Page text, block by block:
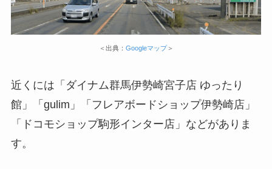
＜出典： Googleマップ＞
近くには「ダイナム群馬伊勢崎宮子店 ゆったり
館」「gulim」「フレアボードショップ伊勢崎店」
「ドコモショップ駒形インター店」などがありま
す。